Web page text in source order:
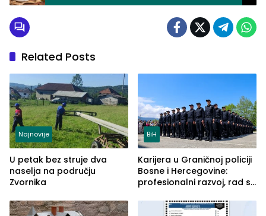
Related Posts
Najnovije
U petak bez struje dva
naselja na području
Zvornika
BiH
Karijera u Graničnoj policiji
Bosne i Hercegovine:
profesionalni razvoj, rad sa
služba građanima